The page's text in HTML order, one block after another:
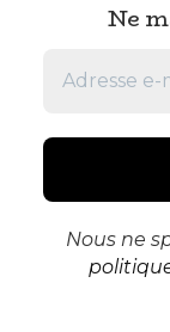
Ne
Nous ne